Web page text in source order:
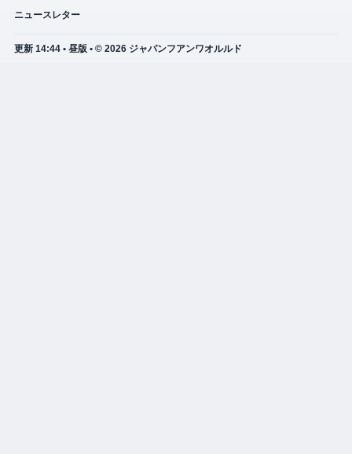
ニュースレター
更新 14:44 • 昼版 • © 2026 ジャパンフアンワオルルド